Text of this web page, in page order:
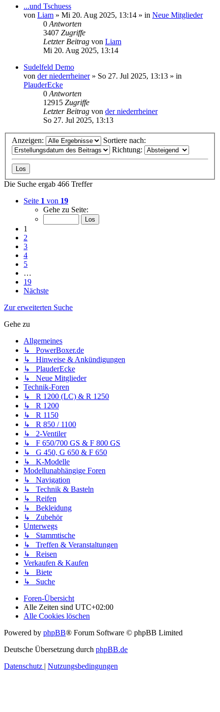
...und Tschuess
von Liam » Mi 20. Aug 2025, 13:14 » in Neue Mitglieder
0 Antworten
3407 Zugriffe
Letzter Beitrag von Liam
Mi 20. Aug 2025, 13:14
Sudelfeld Demo
von der niederrheiner» So 27. Jul 2025, 13:13 » in
PlauderEcke
0 Antworten
12915 Zugriffe
Letzter Beitrag von der niederrheiner
So 27. Jul 2025, 13:13
Anzeigen:
Sortiere nach:
Richtung:
Die Suche ergab 466 Treffer
Seite 1 von 19
Gehe zu Seite:
1
2
3
4
5
…
19
Nächste
Zur erweiterten Suche
Gehe zu
Allgemeines
↳ PowerBoxer.de
↳ Hinweise & Ankündigungen
↳ PlauderEcke
↳ Neue Mitglieder
Technik-Foren
↳ R 1200 (LC) & R 1250
↳ R 1200
↳ R 1150
↳ R 850 / 1100
↳ 2-Ventiler
↳ F 650/700 GS & F 800 GS
↳ G 450, G 650 & F 650
↳ K-Modelle
Modellunabhängige Foren
↳ Navigation
↳ Technik & Basteln
↳ Reifen
↳ Bekleidung
↳ Zubehör
Unterwegs
↳ Stammtische
↳ Treffen & Veranstaltungen
↳ Reisen
Verkaufen & Kaufen
↳ Biete
↳ Suche
Foren-Übersicht
Alle Zeiten sind UTC+02:00
Alle Cookies löschen
Powered by phpBB® Forum Software © phpBB Limited
Deutsche Übersetzung durch phpBB.de
Datenschutz
Nutzungsbedingungen